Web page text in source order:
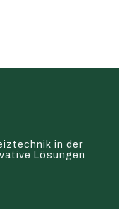
in der
Lösungen